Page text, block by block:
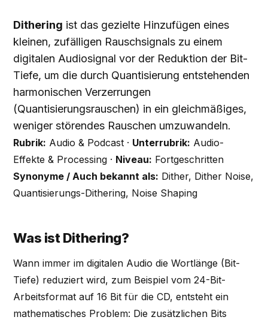
Dithering ist das gezielte Hinzufügen eines
kleinen, zufälligen Rauschsignals zu einem
digitalen Audiosignal vor der Reduktion der Bit-
Tiefe, um die durch Quantisierung entstehenden
harmonischen Verzerrungen
(Quantisierungsrauschen) in ein gleichmäßiges,
weniger störendes Rauschen umzuwandeln.
Rubrik: Audio & Podcast · Unterrubrik: Audio-
Effekte & Processing · Niveau: Fortgeschritten
Synonyme / Auch bekannt als: Dither, Dither Noise,
Quantisierungs-Dithering, Noise Shaping
Was ist Dithering?
Wann immer im digitalen Audio die Wortlänge (Bit-
Tiefe) reduziert wird, zum Beispiel vom 24-Bit-
Arbeitsformat auf 16 Bit für die CD, entsteht ein
mathematisches Problem: Die zusätzlichen Bits